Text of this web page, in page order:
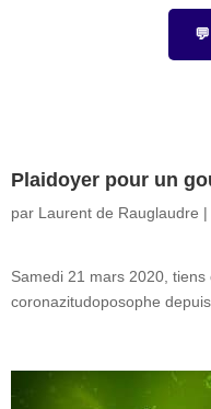
Plaidoyer pour un
par Laurent de Rauglaudre |
Samedi 21 mars 2020,
coronazitudoposophe